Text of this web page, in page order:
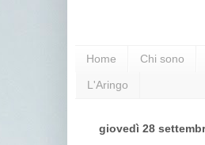
Home Chi sono
L'Aringo
giovedì 28